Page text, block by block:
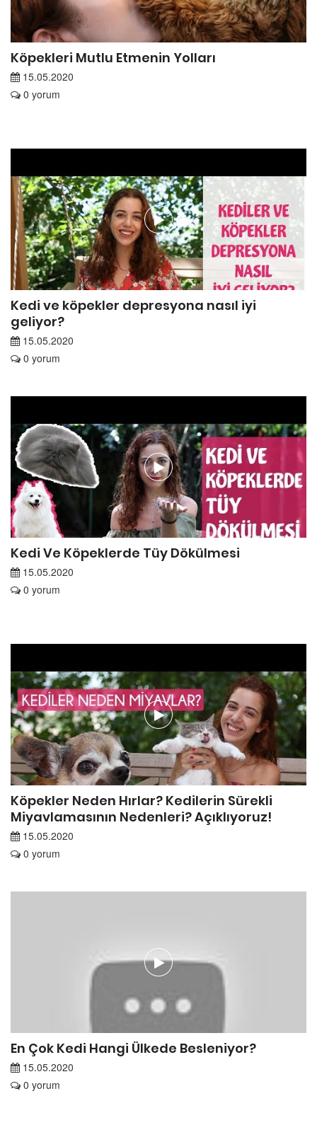
Köpekleri Mutlu Etmenin Yolları
15.05.2020
0 yorum
Kedi ve köpekler depresyona nasıl iyi
geliyor?
15.05.2020
0 yorum
Kedi Ve Köpeklerde Tüy Dökülmesi
15.05.2020
0 yorum
Köpekler Neden Hırlar? Kedilerin Sürekli
Miyavlamasının Nedenleri? Açıklıyoruz!
15.05.2020
0 yorum
En Çok Kedi Hangi Ülkede Besleniyor?
15.05.2020
0 yorum